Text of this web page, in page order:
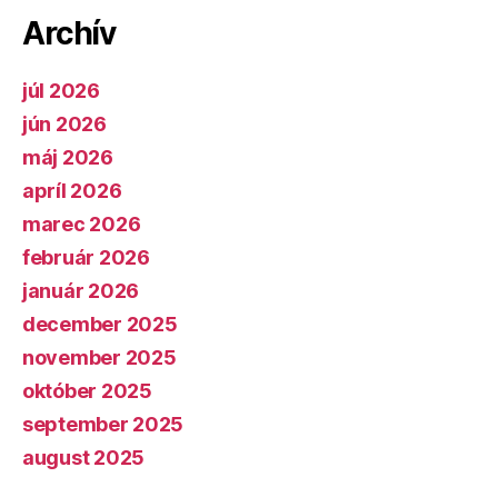
Archív
júl 2026
jún 2026
máj 2026
apríl 2026
marec 2026
február 2026
január 2026
december 2025
november 2025
október 2025
september 2025
august 2025